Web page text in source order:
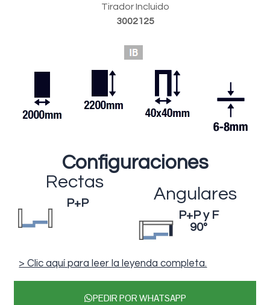
Tirador Incluido
3002125
Configuraciones
Rectas
P+P Angulares
P+P y F
90º
> Clic aquí para leer la leyenda completa.
PEDIR POR WHATSAPP